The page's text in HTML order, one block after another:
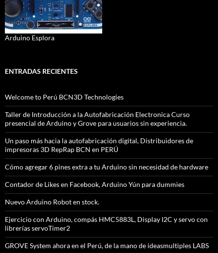
Arduino Esplora
ENTRADAS RECIENTES
Welcome to Perú BCN3D Technologies
Taller de Introducción a la Autofabricación Electronica Curso
presencial de Arduino y Grove para usuarios sin experiencia.
Un paso más hacia la autofabricación digital, Distribuidores de
impresoras 3D RepRap BCN en PERÚ
Cómo agregar 6 pines extra a tu Arduino sin necesidad de hardware
Contador de Likes en Facebook, Arduino Yún para dummies
Nuevo Arduino Robot en stock.
Ejercicio con Arduino, compás HMC5883L, Display I2C y servo con
librerías servoTimer2
GROVE System ahora en el Perú, de la mano de ideasmultiples LABS